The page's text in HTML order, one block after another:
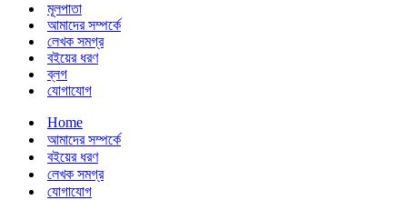
মূলপাতা
আমাদের সম্পর্কে
লেখক সমগ্র
বইয়ের ধরণ
ব্লগ
যোগাযোগ
Home
আমাদের সম্পর্কে
বইয়ের ধরণ
লেখক সমগ্র
যোগাযোগ